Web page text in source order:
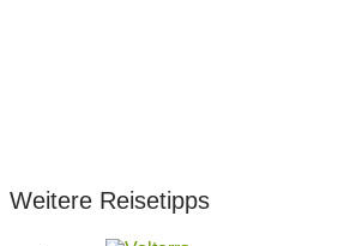
Weitere Reisetipps